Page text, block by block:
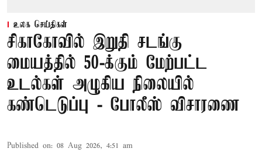
உலக செய்திகள்
சிகாகோவில் இறுதி சடங்கு
மையத்தில் 50-க்கும் மேற்பட்ட
உடல்கள் அழுகிய நிலையில்
கண்டெடுப்பு - போலீஸ் விசாரணை
Published on: 08 Aug 2026, 4:51 am